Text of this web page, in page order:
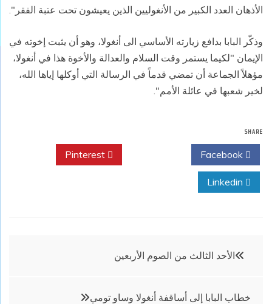
الأذهان العدد الكبير من الأنغوليين الذين يعيشون تحت عتبة الفقر".
وذكّر البابا بدافع زيارته الأساسي الى أنغولا، وهو أن يثبت إخوته في
الإيمان "لكيما يستمر وقت السلام والعدالة والأخوة هذا في أنغولا،
مؤهلاً الجماعة أن تمضي قدماً في الرسالة التي أوكلها إياها الله،
لخير شعبها في عائلة الأمم".
SHARE
تصفّح
الأحد الثالث من الصوم الأربعين
خطاب البابا إلى أساقفة أنغولا وساو تومي